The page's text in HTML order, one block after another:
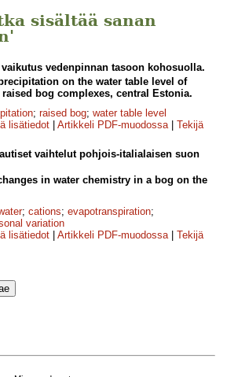
sisältää sanan
vaikutus vedenpinnan tasoon kohosuolla.
on the water table level of
bog complexes, central Estonia.
; raised bog; water table level
lisätiedot Artikkeli PDF-muodossa| Tekijä
vaihtelut pohjois-italialaisen suon
in water chemistry in a bog on the
; cations; evapotranspiration;
variation
lisätiedot Artikkeli PDF-muodossa| Tekijä